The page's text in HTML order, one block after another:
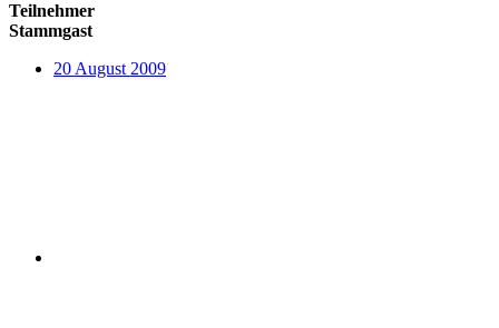
Teilnehmer
Stammgast
20 August 2009